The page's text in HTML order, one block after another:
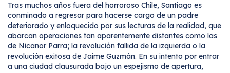
Tras muchos años fuera del horroroso Chile, Santiago es
conminado a regresar para hacerse cargo de un padre
deteriorado y enloquecido por sus lecturas de la realidad, que
abarcan operaciones tan aparentemente distantes como las
de Nicanor Parra; la revolución fallida de la izquierda o la
revolución exitosa de Jaime Guzmán. En su intento por entrar
a una ciudad clausurada bajo un espejismo de apertura,